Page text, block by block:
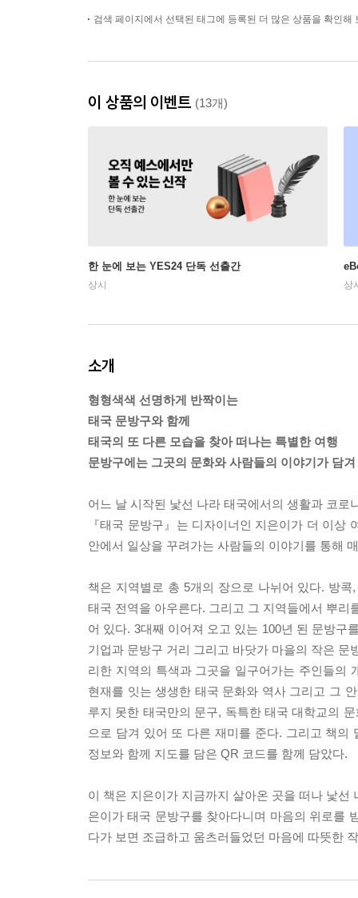
검색 페이지에서 선택된 태그에 등록된 더 많은 상품을 확인해
이 상품의 이벤트 (13개)
한 눈에 보는 YES24 단독 선출간
상시 상
소개
형형색색 선명하게 반짝이는
태국 문방구와 함께
태국의 또 다른 모습을 찾아 떠나는 특별한 여행
문방구에는 그곳의 문화와 사람들의 이야기가 담
어느 날 시작된 낯선 나라 태국에서의 생활과 코
『태국 문방구』는 디자이너인 지은이가 더 이
안에서 일상을 꾸려가는 사람들의 이야기를 통해
책은 지역별로 총 5개의 장으로 나뉘어 있다. 방
태국 전역을 아우른다. 그리고 그 지역들에서 뿌
어 있다. 3대째 이어져 오고 있는 100년 된 문방구
기업과 문방구 거리 그리고 바닷가 마을의 작은
리한 지역의 특색과 그곳을 일구어가는 주인들의
현재를 잇는 생생한 태국 문화와 역사 그리고 그
루지 못한 태국만의 문구, 독특한 태국 대학교의
으로 담겨 있어 또 다른 재미를 준다. 그리고 책
정보와 함께 지도를 담은 QR 코드를 함께 담았다.
이 책은 지은이가 지금까지 살아온 곳을 떠나 낯
은이가 태국 문방구를 찾아다니며 마음의 위로를
다가 보면 조급하고 움츠러들었던 마음에 따뜻한